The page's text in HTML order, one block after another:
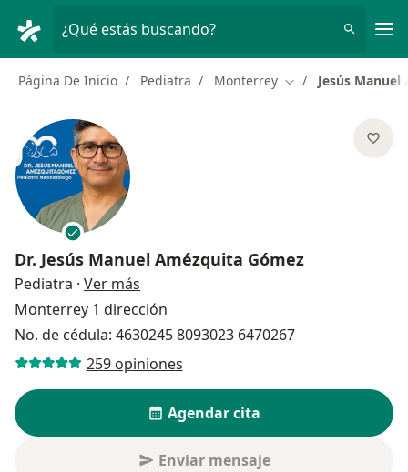
¿Qué estás buscando?
Página De Inicio Pediatra Monterrey Cambiar de ciudad
Jesús
Dr. Jesús Manuel Amézquita Gómez
Pediatra · Ver más
Monterrey 1 dirección
No. de cédula: 4630245 8093023 6470267
259 opiniones
Agendar cita
Enviar mensaje